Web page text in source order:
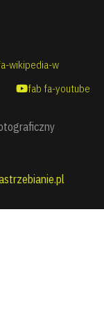
wikipedia-w
fab fa-youtube